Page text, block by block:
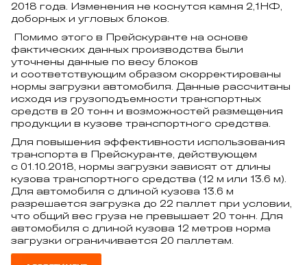
2018 года. Изменения не коснутся камня 2,1НФ,
доборных и угловых блоков.
Помимо этого в Прейскуранте на основе
фактических данных производства были
уточнены данные по весу блоков
и соответствующим образом скорректированы
нормы загрузки автомобиля. Данные рассчитаны
исходя из грузоподъемности транспортных
средств в 20 тонн и возможностей размещения
продукции в кузове транспортного средства.
Для повышения эффективности использования
транспорта в Прейскуранте, действующем
с 01.10.2018, нормы загрузки зависят от длины
кузова транспортного средства (12 м или 13.6 м).
Для автомобиля с длиной кузова 13.6 м
разрешается загрузка до 22 паллет при условии,
что общий вес груза не превышает 20 тонн. Для
автомобиля с длиной кузова 12 метров норма
загрузки ограничивается 20 паллетам.